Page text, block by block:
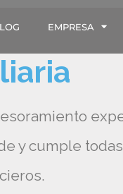
EMPRESA
y cumple